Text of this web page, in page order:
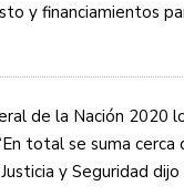
y financiamientos
de la Nación 2020
total se suma cerca
y Seguridad dijo